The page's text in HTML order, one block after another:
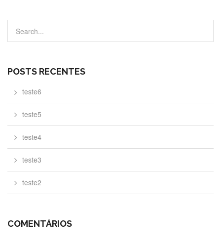
POSTS RECENTES
teste6
teste5
teste4
teste3
teste2
COMENTÁRIOS